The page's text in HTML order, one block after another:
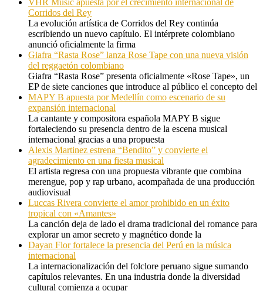
Corridos del Rey
La evolución artística de Corridos del Rey continúa
escribiendo un nuevo capítulo. El intérprete colombiano
anunció oficialmente la firma
Giafra “Rasta Rose” lanza Rose Tape con una nueva visión
del reggaetón colombiano
Giafra “Rasta Rose” presenta oficialmente «Rose Tape», un
EP de siete canciones que introduce al público el concepto del
MAPY B apuesta por Medellín como escenario de su
expansión internacional
La cantante y compositora española MAPY B sigue
fortaleciendo su presencia dentro de la escena musical
internacional gracias a una propuesta
Alexis Martinez estrena “Bendito” y convierte el
agradecimiento en una fiesta musical
El artista regresa con una propuesta vibrante que combina
merengue, pop y rap urbano, acompañada de una producción
audiovisual
Luccas Rivera convierte el amor prohibido en un éxito
tropical con «Amantes»
La canción deja de lado el drama tradicional del romance para
explorar un amor secreto y magnético donde la
Dayan Flor fortalece la presencia del Perú en la música
internacional
La internacionalización del folclore peruano sigue sumando
capítulos relevantes. En una industria donde la diversidad
cultural comienza a ocupar